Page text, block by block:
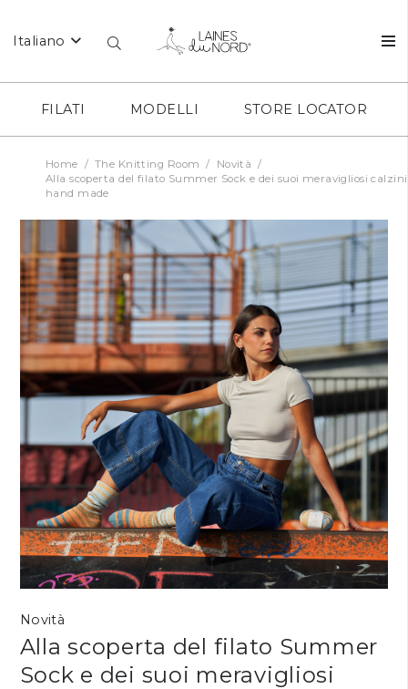
Italiano
FILATI MODELLI STORE LOCATOR
Home / The Knitting Room / Novità /
Alla scoperta del filato Summer Sock e dei suoi meravigliosi calzini
hand made
Novità
Alla scoperta del filato Summer
Sock e dei suoi meravigliosi